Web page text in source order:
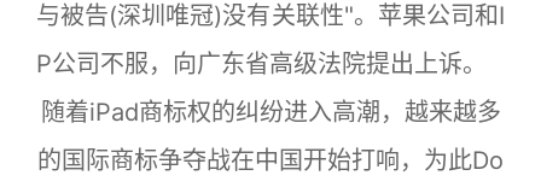
与被告(深圳唯冠)没有关联性"。苹果公司和I
P公司不服，向广东省高级法院提出上诉。
随着iPad商标权的纠纷进入高潮，越来越多
的国际商标争夺战在中国开始打响，为此Do